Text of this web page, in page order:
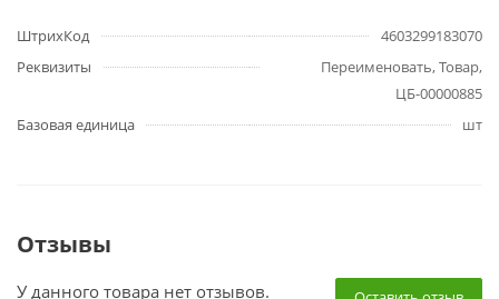
ШтрихКод
4603299183070
Реквизиты
Переименовать, Товар,
ЦБ-00000885
Базовая единица
шт
Отзывы
У данного товара нет отзывов.